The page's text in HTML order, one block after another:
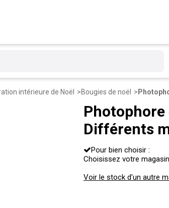
intérieure de Noël Bougies de noël
Différents
Pour bien choisir :
Choisissez votre
Voir le stock d'un autre